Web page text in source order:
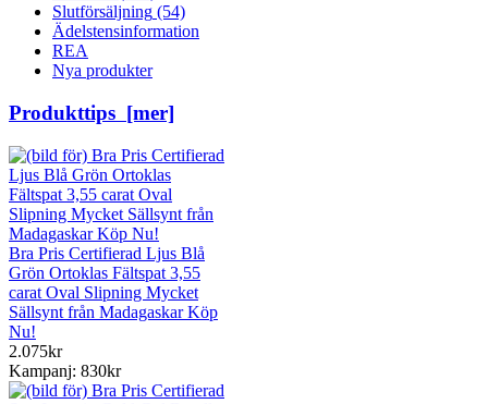
Slutförsäljning (54)
Ädelstensinformation
REA
Nya produkter
Produkttips [mer]
Bra Pris Certifierad Ljus Blå
Grön Ortoklas Fältspat 3,55
carat Oval Slipning Mycket
Sällsynt från Madagaskar Köp
Nu!
2.075kr
Kampanj: 830kr